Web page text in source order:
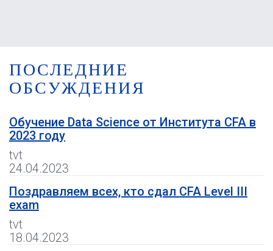
ПОСЛЕДНИЕ
ОБСУЖДЕНИЯ
Обучение Data Science от Института CFA в
2023 году
tvt
24.04.2023
Поздравляем всех, кто сдал CFA Level III
exam
tvt
18.04.2023